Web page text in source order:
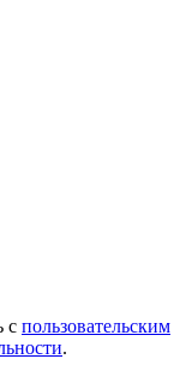
с пользовательским
.